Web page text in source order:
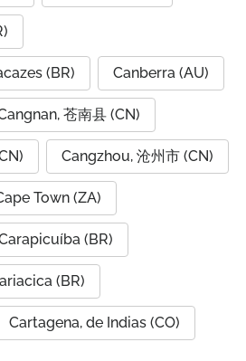
(BR) Canberra (AU)
苍南县 (CN)
Cangzhou, 沧州市 (CN)
Town (ZA)
(BR)
(BR)
Cartagena, de Indias (CO)